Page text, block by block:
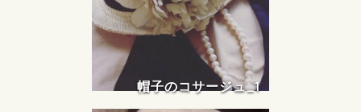
帽子のコサージュ_1